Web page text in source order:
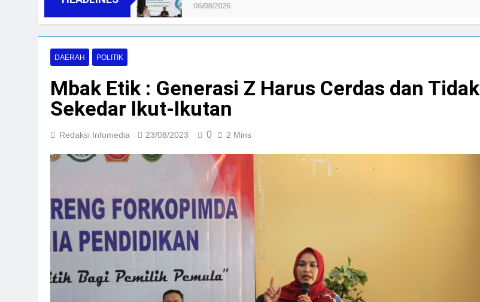
06/08/2026
DAERAH POLITIK
Mbak Etik : Generasi Z Harus Cerdas dan Tidak
Sekedar Ikut-Ikutan
Redaksi Infomedia 23/08/2023 0 2 Mins